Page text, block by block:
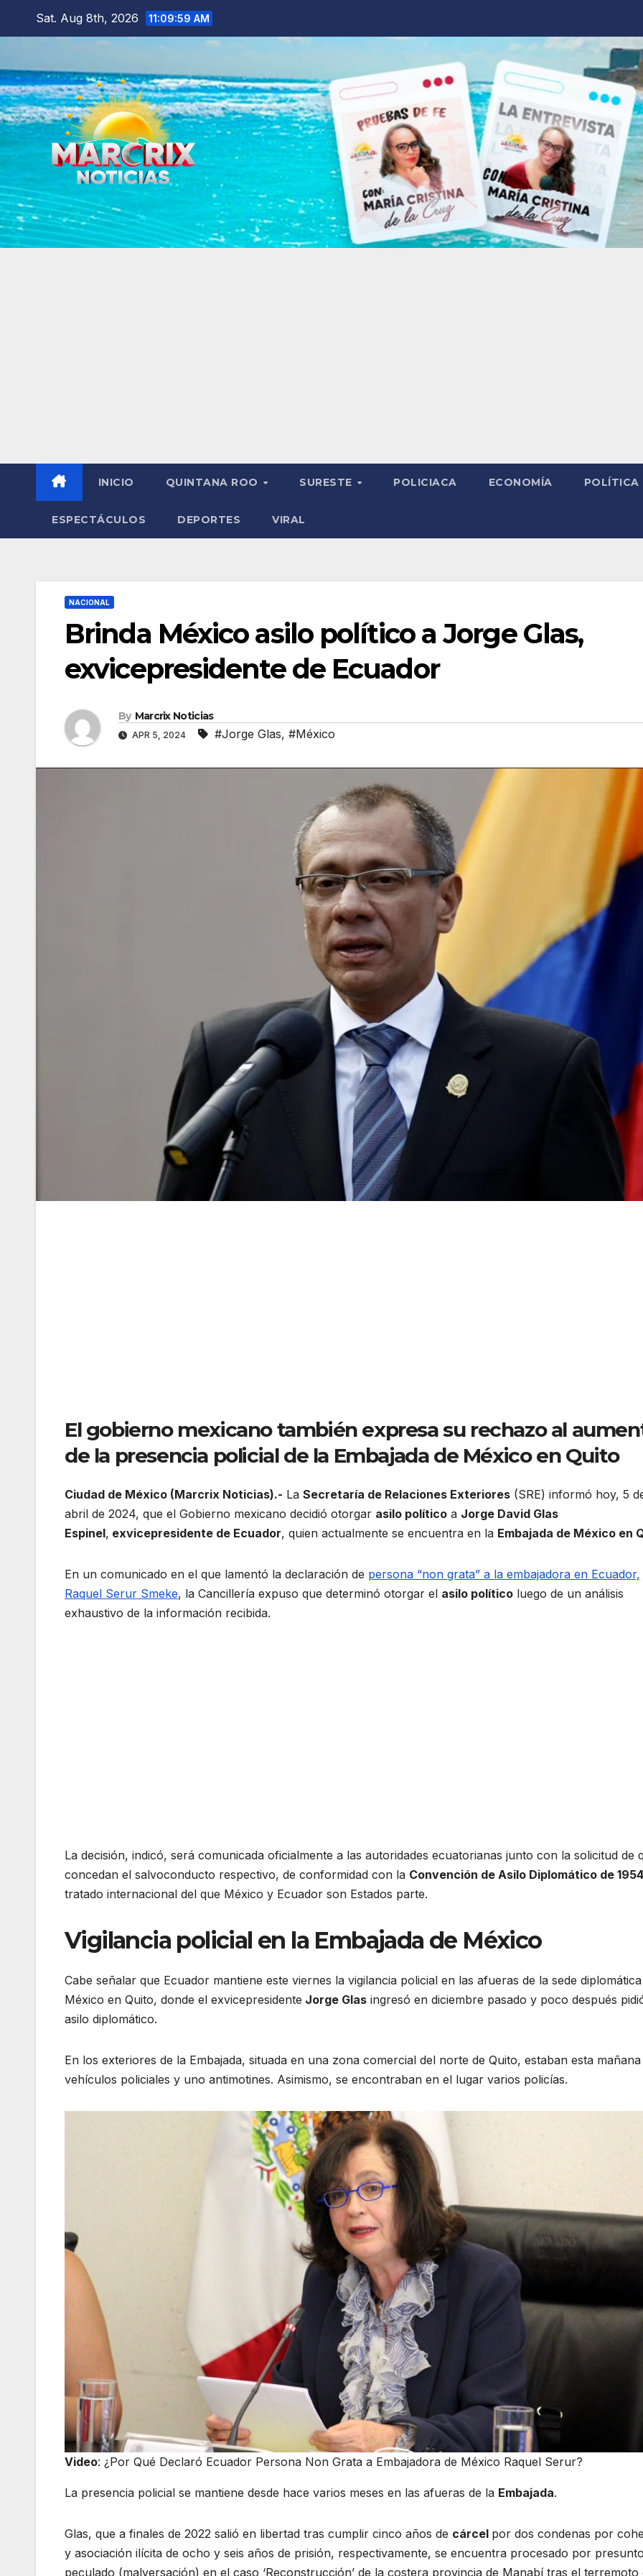
Sat. Aug 8th, 2026 11:10:00 AM
INICIO QUINTANA ROO SURESTE POLICIACA ECONOMÍA POLÍTICA
ESPECTÁCULOS DEPORTES VIRAL
NACIONAL
Brinda México asilo político a Jorge Glas,
exvicepresidente de Ecuador
By Marcrix Noticias
APR 5, 2024 #Jorge Glas, #México
El gobierno mexicano también expresa su rechazo al
de la presencia policial de la Embajada de México en Quito
Ciudad de México (Marcrix Noticias).- La Secretaría de Relaciones Exteriores (SRE) informó hoy, 5
abril de 2024, que el Gobierno mexicano decidió otorgar asilo político a Jorge David Glas
Espinel, exvicepresidente de Ecuador, quien actualmente se encuentra en la Embajada de México en
En un comunicado en el que lamentó la declaración de persona “non grata” a la embajadora en Ecuador,
Raquel Serur Smeke, la Cancillería expuso que determinó otorgar el asilo político luego de un análisis
exhaustivo de la información recibida.
La decisión, indicó, será comunicada oficialmente a las autoridades ecuatorianas junto con la solicitud de
concedan el salvoconducto respectivo, de conformidad con la Convención de Asilo Diplomático de 1954
tratado internacional del que México y Ecuador son Estados parte.
Vigilancia policial en la Embajada de México
Cabe señalar que Ecuador mantiene este viernes la vigilancia policial en las afueras de la sede
México en Quito, donde el exvicepresidente Jorge Glas ingresó en diciembre pasado y poco después
asilo diplomático.
En los exteriores de la Embajada, situada en una zona comercial del norte de Quito, estaban esta
vehículos policiales y uno antimotines. Asimismo, se encontraban en el lugar varios policías.
Video: ¿Por Qué Declaró Ecuador Persona Non Grata a Embajadora de México Raquel Serur?
La presencia policial se mantiene desde hace varios meses en las afueras de la Embajada.
Glas, que a finales de 2022 salió en libertad tras cumplir cinco años de cárcel por dos condenas por
y asociación ilícita de ocho y seis años de prisión, respectivamente, se encuentra procesado por presunto
peculado (malversación) en el caso ‘Reconstrucción’ de la costera provincia de Manabí tras el terremoto